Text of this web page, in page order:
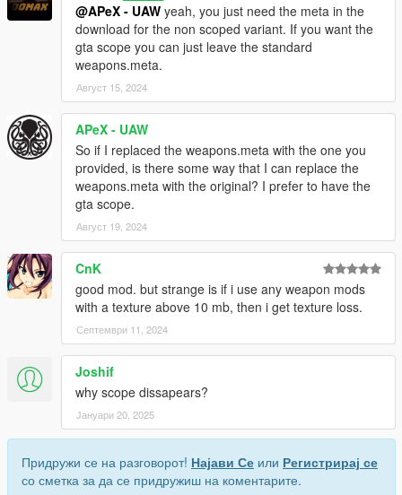
@APeX - UAW yeah, you just need the meta in the
download for the non scoped variant. If you want the
gta scope you can just leave the standard
weapons.meta.
Август 15, 2024
APeX - UAW
So if I replaced the weapons.meta with the one you
provided, is there some way that I can replace the
weapons.meta with the original? I prefer to have the
gta scope.
Август 19, 2024
CnK
good mod. but strange is if i use any weapon mods
with a texture above 10 mb, then i get texture loss.
Септември 11, 2024
Joshif
why scope dissapears?
Јануари 20, 2025
Придружи се на разговорот! Најави Се или Регистрирај се
со сметка за да се придружиш на коментарите.